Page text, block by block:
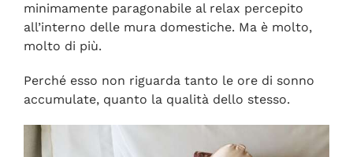
minimamente paragonabile al relax percepito
all’interno delle mura domestiche. Ma è molto,
molto di più.
Perché esso non riguarda tanto le ore di sonno
accumulate, quanto la qualità dello stesso.